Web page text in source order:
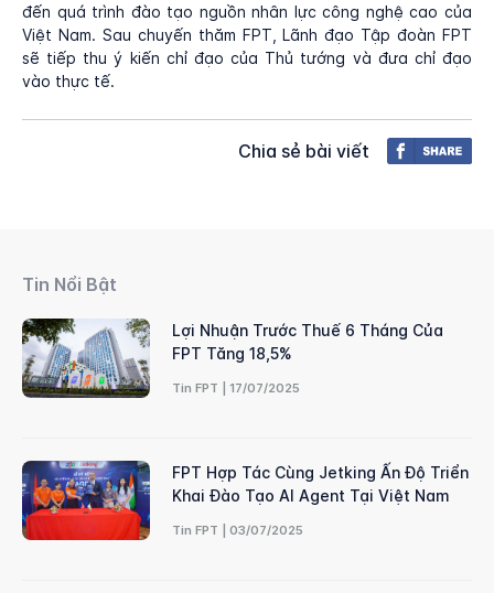
đến quá trình đào tạo nguồn nhân lực công nghệ cao của
Việt Nam. Sau chuyến thăm FPT, Lãnh đạo Tập đoàn FPT
sẽ tiếp thu ý kiến chỉ đạo của Thủ tướng và đưa chỉ đạo
vào thực tế.
Chia sẻ bài viết
Tin Nổi Bật
Lợi Nhuận Trước Thuế 6 Tháng Của
FPT Tăng 18,5%
Tin FPT | 17/07/2025
FPT Hợp Tác Cùng Jetking Ấn Độ Triển
Khai Đào Tạo AI Agent Tại Việt Nam
Tin FPT | 03/07/2025